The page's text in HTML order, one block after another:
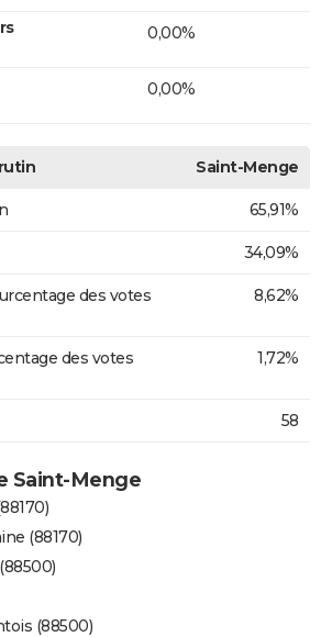
0,00%
0,00%
Saint-Menge
65,91%
34,09%
des votes
8,62%
des votes
1,72%
58
Saint-Menge
(88170)
(88500)